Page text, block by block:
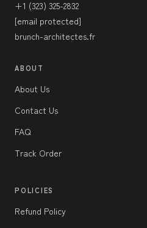
+1 (323) 325-2832
[email protected]
brunch-architectes.fr
ABOUT
About Us
Contact Us
FAQ
Track Order
POLICIES
Refund Policy